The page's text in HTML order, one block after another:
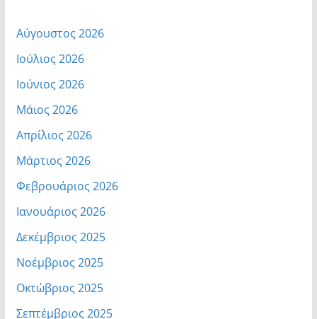
Αύγουστος 2026
Ιούλιος 2026
Ιούνιος 2026
Μάιος 2026
Απρίλιος 2026
Μάρτιος 2026
Φεβρουάριος 2026
Ιανουάριος 2026
Δεκέμβριος 2025
Νοέμβριος 2025
Οκτώβριος 2025
Σεπτέμβριος 2025